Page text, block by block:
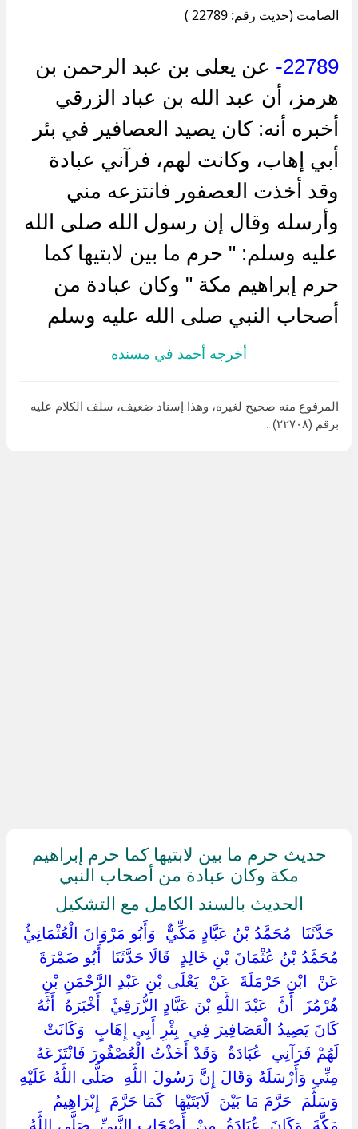
الصامت (حديث رقم: 22789 )
22789-
عن يعلى بن عبد الرحمن بن
هرمز، أن عبد الله بن عباد الزرقي
أخبره أنه: كان يصيد العصافير في بئر
أبي إهاب، وكانت لهم، فرآني عبادة
وقد أخذت العصفور فانتزعه مني
وأرسله وقال إن رسول الله صلى الله
عليه وسلم: " حرم ما بين لابتيها كما
حرم إبراهيم مكة " وكان عبادة من
أصحاب النبي صلى الله عليه وسلم
أخرجه أحمد في مسنده
المرفوع منه صحيح لغيره، وهذا إسناد ضعيف، سلف الكلام عليه
برقم (٢٢٧٠٨) .
حديث حرم ما بين لابتيها كما حرم إبراهيم
مكة وكان عبادة من أصحاب النبي
الحديث بالسند الكامل مع التشكيل
‏ ‏حَدَّثَنَا ‏ ‏مُحَمَّدُ بْنُ عَبَّادٍ مَكِّيٌّ ‏ ‏وَأَبُو مَرْوَانَ الْعُثْمَانِيُّ
مُحَمَّدُ بْنُ عُثْمَانَ بْنِ خَالِدٍ ‏ ‏قَالَا حَدَّثَنَا ‏ ‏أَبُو ضَمْرَةَ ‏
‏عَنْ ‏ ‏ابْنِ حَرْمَلَةَ ‏ ‏عَنْ ‏ ‏يَعْلَى بْنِ عَبْدِ الرَّحْمَنِ بْنِ
هُرْمُزَ ‏ ‏أَنَّ ‏ ‏عَبْدَ اللَّهِ بْنَ عَبَّادٍ الزُّرَقِيَّ ‏ ‏أَخْبَرَهُ ‏ ‏أَنَّهُ
كَانَ يَصِيدُ الْعَصَافِيرَ فِي ‏ ‏بِئْرِ أَبِي إِهَابٍ ‏ ‏وَكَانَتْ
لَهُمْ فَرَآنِي ‏ ‏عُبَادَةُ ‏ ‏وَقَدْ أَخَذْتُ الْعُصْفُورَ فَانْتَزَعَهُ
مِنِّي وَأَرْسَلَهُ وَقَالَ إِنَّ رَسُولَ اللَّهِ ‏ ‏صَلَّى اللَّهُ عَلَيْهِ
وَسَلَّمَ ‏ ‏حَرَّمَ مَا بَيْنَ ‏ ‏لَابَتَيْهَا ‏ ‏كَمَا حَرَّمَ ‏ ‏إِبْرَاهِيمُ ‏
‏مَكَّةَ ‏ ‏وَكَانَ ‏ ‏عُبَادَةُ ‏ ‏مِنْ ‏ ‏أَصْحَابِ النَّبِيِّ ‏ ‏صَلَّى اللَّهُ